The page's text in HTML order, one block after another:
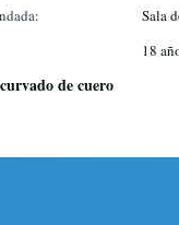
Sala
18
de cuero